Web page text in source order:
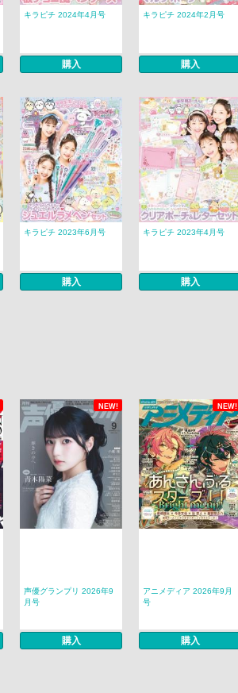
キラピチ 2024年4月号
購入
キラピチ 2024年2月号
購入
キラピチ 2023年6月号
購入
キラピチ 2023年4月号
購入
NEW! NEW!
声優グランプリ 2026年9
月号
購入
アニメディア 2026年9月
号
購入